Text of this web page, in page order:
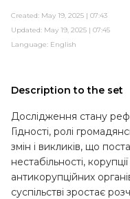
Created: May 19, 2025 | 07:43
Updated: May 19, 2025 | 07:45
Language: English
Description to the set
Дослідження стану
Гідності, ролі
змін і викликів, що
нестабільності,
антикорупційних
суспільстві зростає